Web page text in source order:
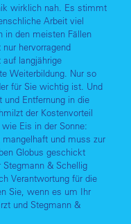
wirklich nah. Es stimmt
Arbeit viel
in den meisten Fällen
hervorragend
langjährige
Weiterbildung. Nur so
für Sie wichtig ist. Und
Entfernung in die
der Kostenvorteil
Eis in der Sonne:
und muss zur
Globus geschickt
& Schellig
Verantwortung für die
Sie, wenn es um Ihr
und Stegmann &